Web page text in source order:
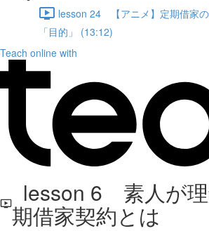
lesson 24 【アニメ】定期借家の
「目的」 (13:12)
Teach online with
lesson 6 素人が理
期借家契約とは